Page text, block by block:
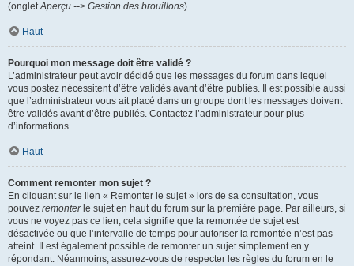
(ongletAperçu --> Gestion des brouillons).
Haut
Pourquoi mon message doit être validé ?
L’administrateur peut avoir décidé que les messages du forum dans lequel
vous postez nécessitent d’être validés avant d’être publiés. Il est possible aussi
que l’administrateur vous ait placé dans un groupe dont les messages doivent
être validés avant d’être publiés. Contactez l’administrateur pour plus
d’informations.
Haut
Comment remonter mon sujet ?
En cliquant sur le lien « Remonter le sujet » lors de sa consultation, vous
pouvez remonterle sujet en haut du forum sur la première page. Par ailleurs, si
vous ne voyez pas ce lien, cela signifie que la remontée de sujet est
désactivée ou que l’intervalle de temps pour autoriser la remontée n’est pas
atteint. Il est également possible de remonter un sujet simplement en y
répondant. Néanmoins, assurez-vous de respecter les règles du forum en le